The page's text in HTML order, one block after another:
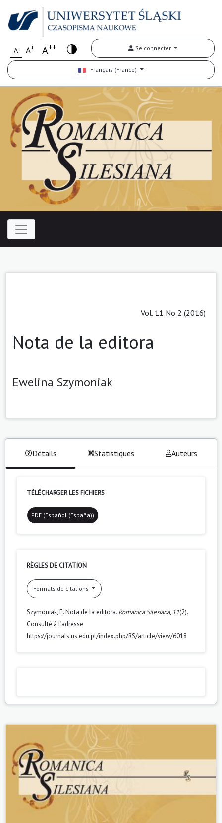
A A+ A++ Se connecter
Français (France)
Vol. 11 No 2 (2016)
Nota de la editora
Ewelina Szymoniak
Détails Statistiques Auteurs
TÉLÉCHARGER LES FICHIERS
PDF (Español (España))
RÈGLES DE CITATION
Formats de citations
Szymoniak, E. Nota de la editora. Romanica Silesiana, 11(2).
Consulté à l’adresse
https://journals.us.edu.pl/index.php/RS/article/view/6018